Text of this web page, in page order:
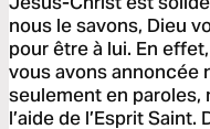
nous le savons, Dieu
pour être à lui. En
vous avons annoncée
seulement en paroles,
l’aide de l’Esprit